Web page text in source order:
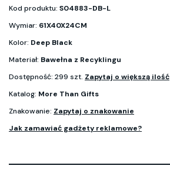
Kod produktu: S04883-DB-L
Wymiar: 61X40X24CM
Kolor: Deep Black
Materiał: Bawełna z Recyklingu
Dostępność: 299 szt. Zapytaj o większą ilość
Katalog: More Than Gifts
Znakowanie: Zapytaj o znakowanie
Jak zamawiać gadżety reklamowe?